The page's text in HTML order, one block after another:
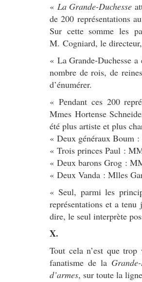
« La Grande-Duchesse
de 200 représentations
Sur cette somme les
M. Cogniard, le
« La Grande-Duchesse
nombre de rois, de
d’énumérer.
« Pendant ces 200
Mmes Hortense
été plus artiste et plus
« Deux généraux Boum
« Trois princes Paul :
« Deux barons Grog :
« Deux Vanda : Mlles
« Seul, parmi les
représentations et a
dire, le seul interprète
X.
Tout cela n’est que
fanatisme de la
d’armes, sur toute la